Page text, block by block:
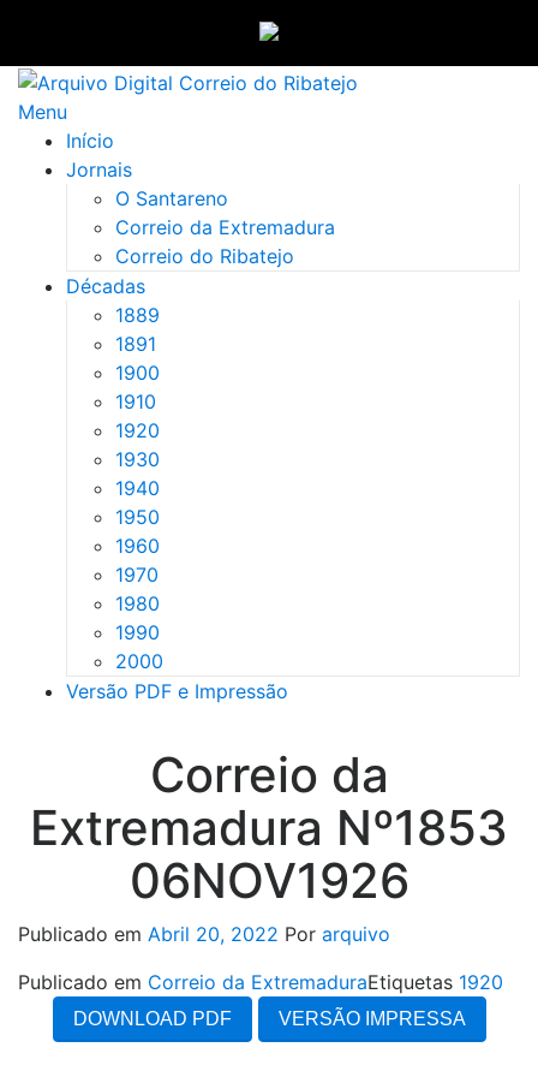
Saltar
para
conteúdo
Menu
Início
Jornais
O Santareno
Correio da Extremadura
Correio do Ribatejo
Décadas
1889
1891
1900
1910
1920
1930
1940
1950
1960
1970
1980
1990
2000
Versão PDF e Impressão
Correio da
Extremadura Nº1853
06NOV1926
Publicado em Abril 20, 2022 Por arquivo
Publicado em Correio da ExtremaduraEtiquetas 1920
DOWNLOAD PDF VERSÃO IMPRESSA